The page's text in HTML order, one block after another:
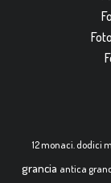
12 monaci. dodici
grancia antica